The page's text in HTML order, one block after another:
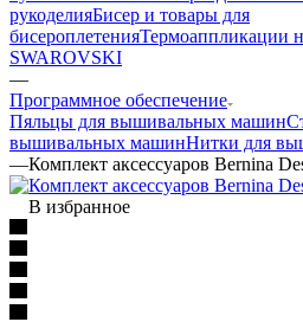
рукоделияБисер и товары для
бисероплетенияТермоаппликации
SWAROVSKI
—
Программное обеспечение
Пяльцы для вышивальных машин
вышивальных машинНитки для
—Комплект аксессуаров Bernina
В избранное